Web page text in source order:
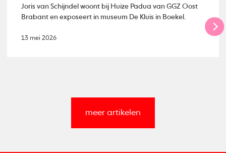
Joris van Schijndel woont bij Huize Padua van GGZ Oost
Brabant en exposeert in museum De Kluis in Boekel.
13 mei 2026
meer artikelen